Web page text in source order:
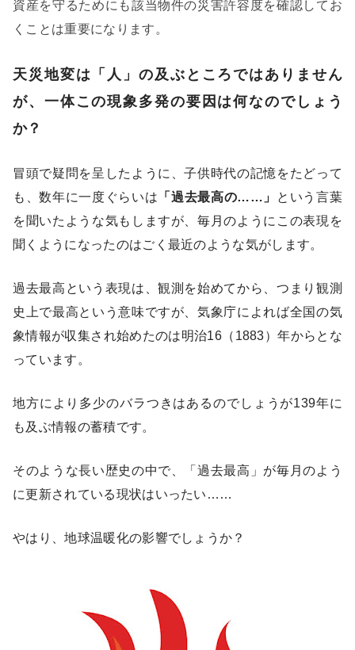
資産を守るためにも該当物件の災害許容度を確認してお
くことは重要になります。
天災地変は「人」の及ぶところではありません
が、一体この現象多発の要因は何なのでしょう
か？
冒頭で疑問を呈したように、子供時代の記憶をたどって
も、数年に一度ぐらいは 「過去最高の……」
という言葉
を聞いたような気もしますが、毎月のようにこの表現を
聞くようになったのはごく最近のような気がします。
過去最高という表現は、観測を始めてから、つまり観測
史上で最高という意味ですが、気象庁によれば全国の気
象情報が収集され始めたのは明治16（1883）年からとな
っています。
地方により多少のバラつきはあるのでしょうが139年に
も及ぶ情報の蓄積です。
そのような長い歴史の中で、「過去最高」が毎月のよう
に更新されている現状はいったい……
やはり、地球温暖化の影響でしょうか？